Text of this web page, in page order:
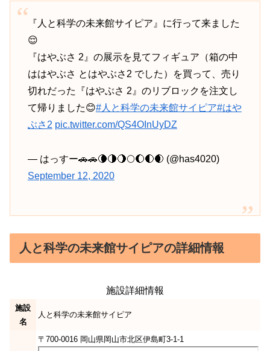
『人と科学の未来館サイピア』に行って来ました
😌
『はやぶさ 2』の展示を見てフィギュア（箱の中
ははやぶさ とはやぶさ2 でした）を買って、売り
切れだった『はやぶさ 2』のリブロックを注文し
て帰りました😊#人と科学の未来館サイピア#はや
ぶさ2 pic.twitter.com/QS4OInUyDZ
— はっすー🚗🚗🌘🌗🌖🌕🌔🌓🌒 (@has4020)
September 12, 2020
人と科学の未来館サイピアの詳細情報
施設詳細情報
施設
名
人と科学の未来館サイピア
〒700-0016 岡山県岡山市北区伊島町3-1-1